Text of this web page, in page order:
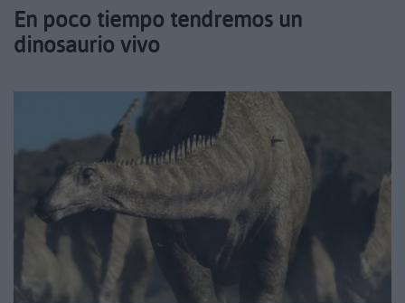
En poco tiempo tendremos un
dinosaurio vivo